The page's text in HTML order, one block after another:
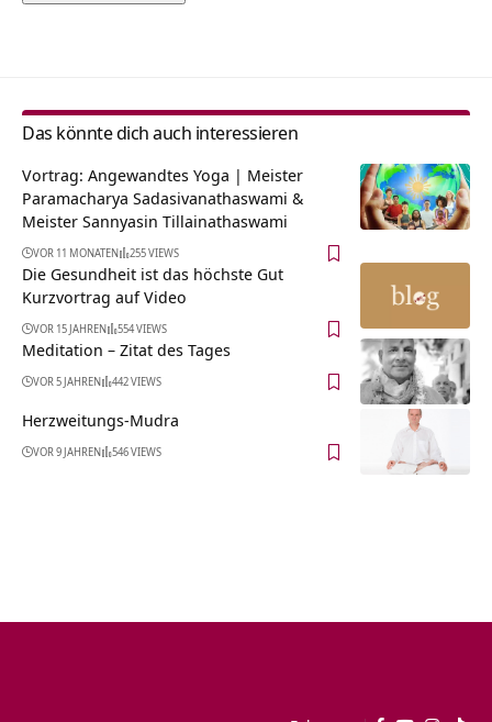
Das könnte dich auch interessieren
Vortrag: Angewandtes Yoga | Meister
Paramacharya Sadasivanathaswami &
Meister Sannyasin Tillainathaswami
VOR 11 MONATEN 255 VIEWS
Die Gesundheit ist das höchste Gut
Kurzvortrag auf Video
VOR 15 JAHREN 554 VIEWS
Meditation – Zitat des Tages
VOR 5 JAHREN 442 VIEWS
Herzweitungs-Mudra
VOR 9 JAHREN 546 VIEWS